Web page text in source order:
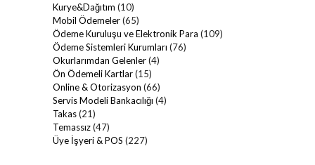
Kurye&Dağıtım (10)
Mobil Ödemeler(65)
Ödeme Kuruluşu ve Elektronik Para (109)
Ödeme Sistemleri Kurumları (76)
Okurlarımdan Gelenler(4)
Ön Ödemeli Kartlar(15)
Online & Otorizasyon (66)
Servis Modeli Bankacılığı (4)
Takas(21)
Temassız(47)
Üye İşyeri & POS (227)